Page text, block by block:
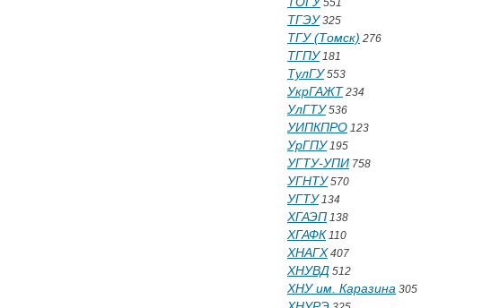
551
ТГЭУ325
ТГУ (Томск) 276
ТГПУ181
ТулГУ553
УкрГАЖТ 234
УлГТУ536
УИПКПРО 123
УрГПУ195
УГТУ-УПИ 758
УГНТУ570
УГТУ134
ХГАЭП 138
ХГАФК 110
ХНАГХ 407
ХНУВД 512
ХНУ им. Каразина 305